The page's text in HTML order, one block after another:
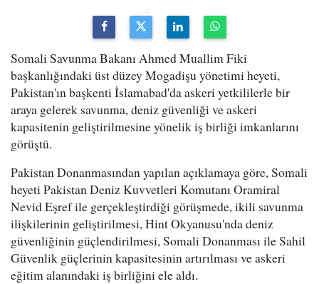
Somali Savunma Bakanı Ahmed Muallim Fiki
başkanlığındaki üst düzey Mogadişu yönetimi heyeti,
Pakistan'ın başkenti İslamabad'da askeri yetkililerle bir
araya gelerek savunma, deniz güvenliği ve askeri
kapasitenin geliştirilmesine yönelik iş birliği imkanlarını
görüştü.
Pakistan Donanmasından yapılan açıklamaya göre, Somali
heyeti Pakistan Deniz Kuvvetleri Komutanı Oramiral
Nevid Eşref ile gerçekleştirdiği görüşmede, ikili savunma
ilişkilerinin geliştirilmesi, Hint Okyanusu'nda deniz
güvenliğinin güçlendirilmesi, Somali Donanması ile Sahil
Güvenlik güçlerinin kapasitesinin artırılması ve askeri
eğitim alanındaki iş birliğini ele aldı.